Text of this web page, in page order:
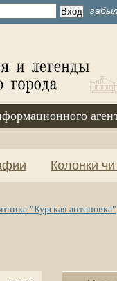
Колонки
"Курская антоновка"